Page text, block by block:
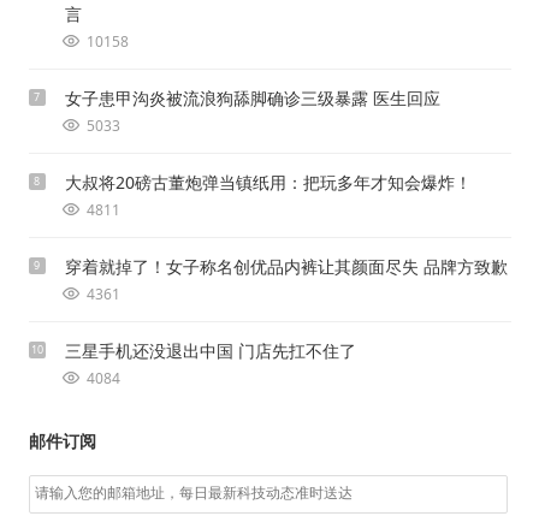
言
10158
7 女子患甲沟炎被流浪狗舔脚确诊三级暴露 医生回应
5033
8 大叔将20磅古董炮弹当镇纸用：把玩多年才知会爆炸！
4811
9 穿着就掉了！女子称名创优品内裤让其颜面尽失 品牌方致歉
4361
10 三星手机还没退出中国 门店先扛不住了
4084
邮件订阅